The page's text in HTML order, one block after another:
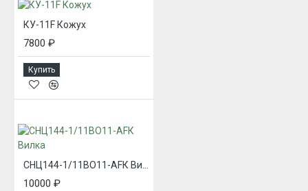
КУ-11F Кожух
7800 ₽
Купить
СНЦ144-1/11ВО11-AFК Вилка
10000 ₽